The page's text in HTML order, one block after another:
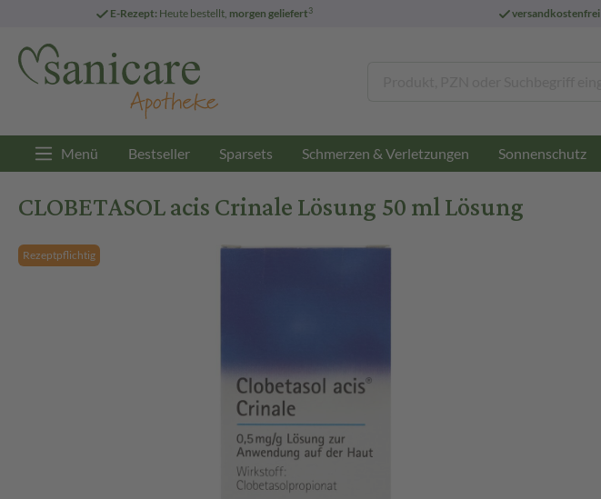
E-Rezept: Heute bestellt, morgen geliefert3 versandkostenfrei
Menü Bestseller Sparsets Schmerzen & Verletzungen Sonnenschutz
CLOBETASOL acis Crinale Lösung 50 ml Lösung
Rezeptpflichtig